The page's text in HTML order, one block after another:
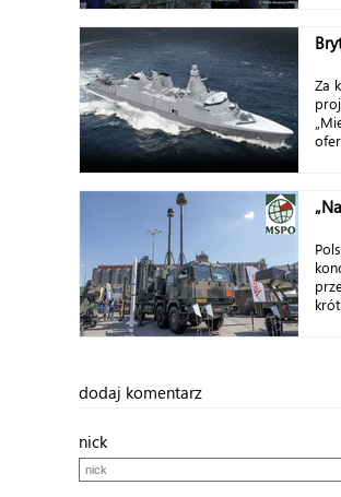
Za
dodaj komentarz
nick